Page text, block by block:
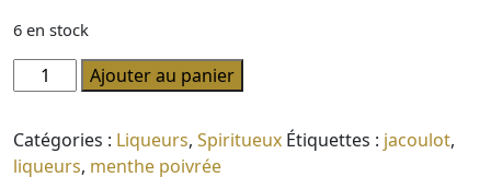
6 en stock
quantité
de
Menthe
poivrée
Ajouter au panier
Catégories : Liqueurs, Spiritueux Étiquettes : jacoulot,
liqueurs, menthe poivrée